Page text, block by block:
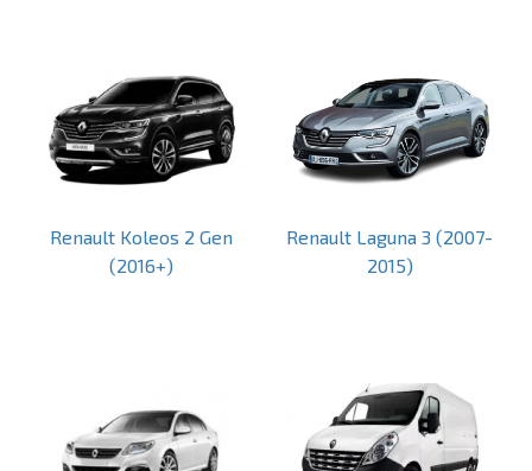
Renault Koleos 2 Gen
(2016+)
Renault Laguna 3 (2007-
2015)